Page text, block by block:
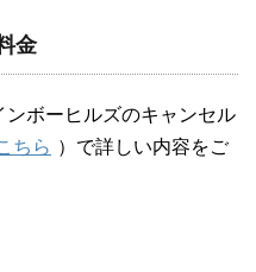
金
ボーヒルズのキャンセル
ちら ）で詳しい内容をご